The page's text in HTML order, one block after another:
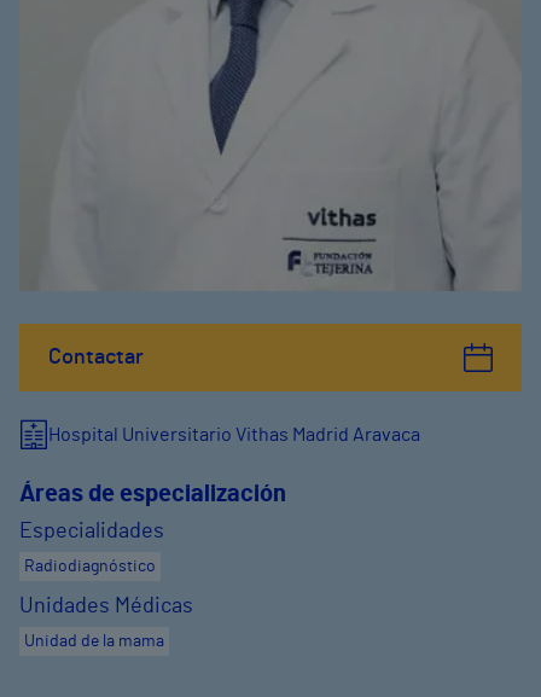
Contactar
Hospital Universitario Vithas Madrid Aravaca
Áreas de especialización
Especialidades
Radiodiagnóstico
Unidades Médicas
Unidad de la mama